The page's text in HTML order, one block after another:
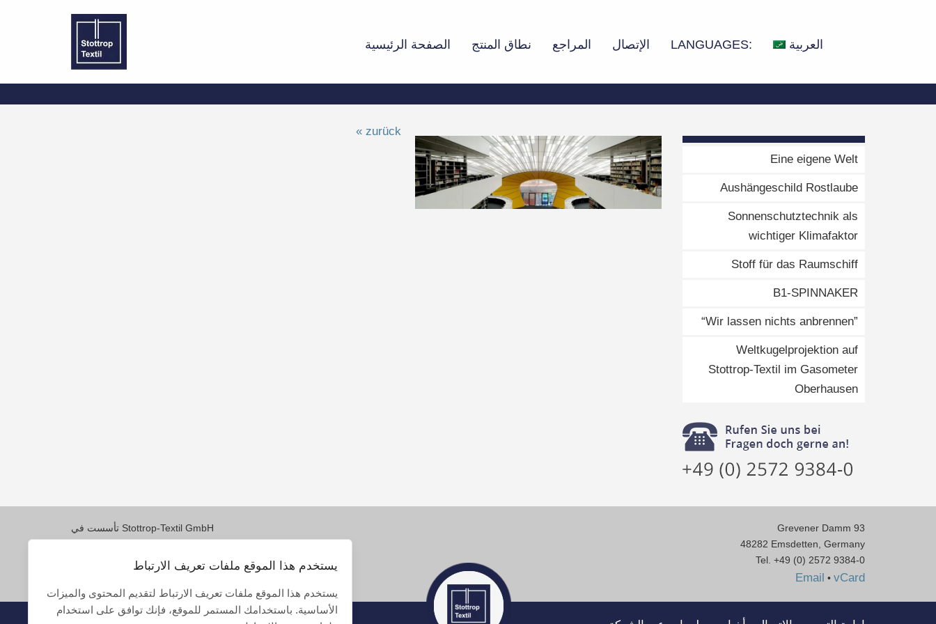
الصفحة الرئيسية نطاق المنتج المراجع الإتصال LANGUAGES: العربية
« zurück
Eine eigene Welt
Aushängeschild Rostlaube
Sonnenschutztechnik als
wichtiger Klimafaktor
Stoff für das Raumschiff
B1-SPINNAKER
“Wir lassen nichts anbrennen”
Weltkugelprojektion auf
Stottrop-Textil im Gasometer
Oberhausen
تأسست في Stottrop-Textil GmbH
وتنشط في ألمانيا وخارجها مع
.تطوير وبيع الأقمشة المتخصصة
Grevener Damm 93
48282 Emsdetten, Germany
Tel. +49 (0) 2572 9384-0
Email • vCard
يستخدم هذا الموقع ملفات تعريف الارتباط
يستخدم هذا الموقع ملفات تعريف الارتباط لتقديم المحتوى والميزات
الأساسية. باستخدامك المستمر للموقع، فإنك توافق على استخدام